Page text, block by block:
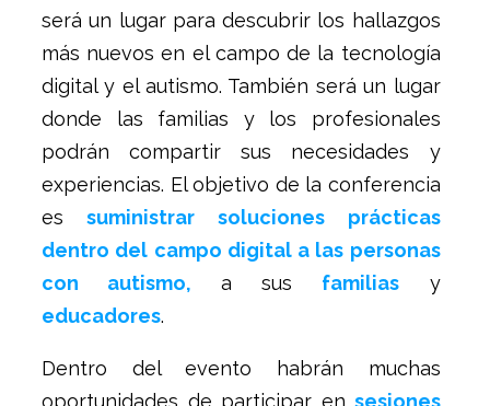
será un lugar para descubrir los hallazgos
más nuevos en el campo de la tecnología
digital y el autismo. También será un lugar
donde las familias y los profesionales
podrán compartir sus necesidades y
experiencias. El objetivo de la conferencia
es suministrar soluciones prácticas
dentro del campo digital a las personas
con autismo, a sus familias y
educadores.
Dentro del evento habrán muchas
oportunidades de participar en sesiones